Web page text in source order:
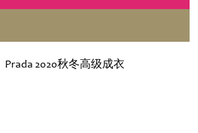
Prada 2020秋冬高级成衣